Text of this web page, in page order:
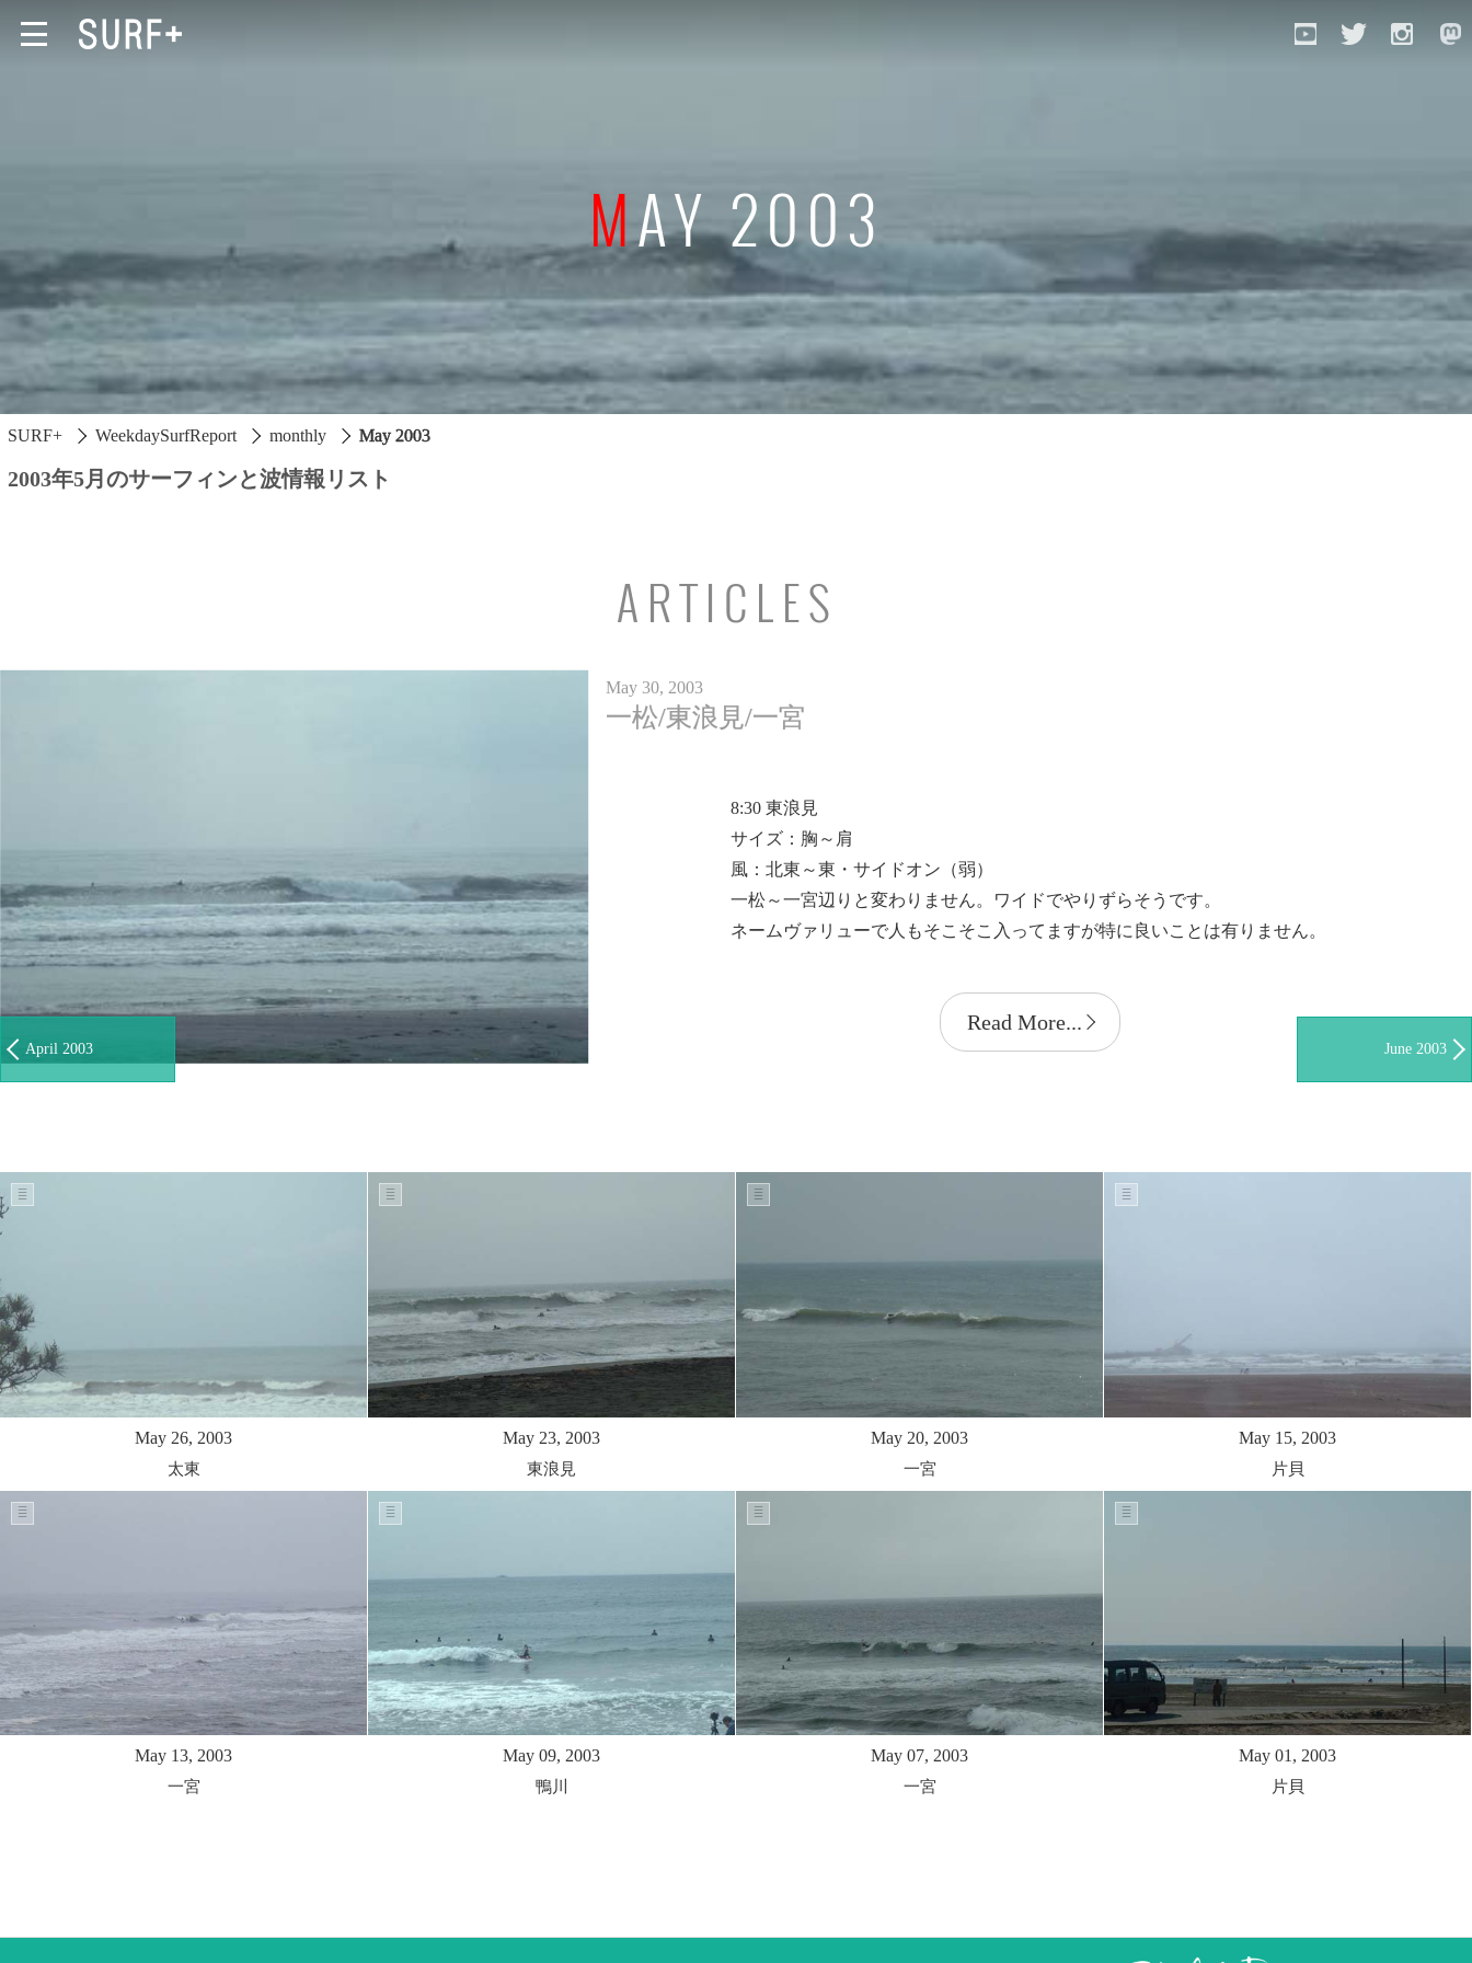
South Chiba
Unusually
Video Logs
Monthly Archive
MAY 2003
SURF+ WeekdaySurfReport monthly May 2003
2003年5月のサーフィンと波情報リスト
ARTICLES
May 30, 2003
一松/東浪見/一宮
8:30東浪見
サイズ：胸～肩
風：北東～東・サイドオン（弱）
一松～一宮辺りと変わりません。ワイドでやりずらそうです。
ネームヴァリューで人もそこそこ入ってますが特に良いことは有りません。
Read More...
May 26, 2003
太東
May 23, 2003
東浪見
May 20, 2003
一宮
May 15, 2003
片貝
May 13, 2003
一宮
May 09, 2003
鴨川
May 07, 2003
一宮
May 01, 2003
片貝
April 2003 June 2003